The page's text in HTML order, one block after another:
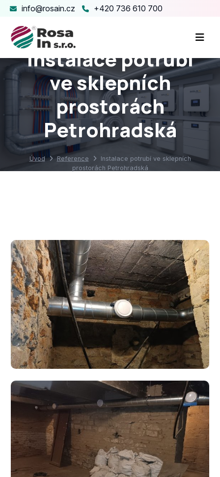
info@rosain.cz +420 736 610 700
Instalace potrubí
ve sklepních
prostorách
Petrohradská
Úvod Reference
Instalace potrubí ve sklepních
prostorách Petrohradská